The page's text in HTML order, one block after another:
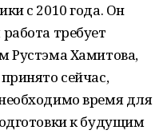
с 2010 года. Он
требует
Рустэма Хамитова,
сейчас,
время для
к будущим